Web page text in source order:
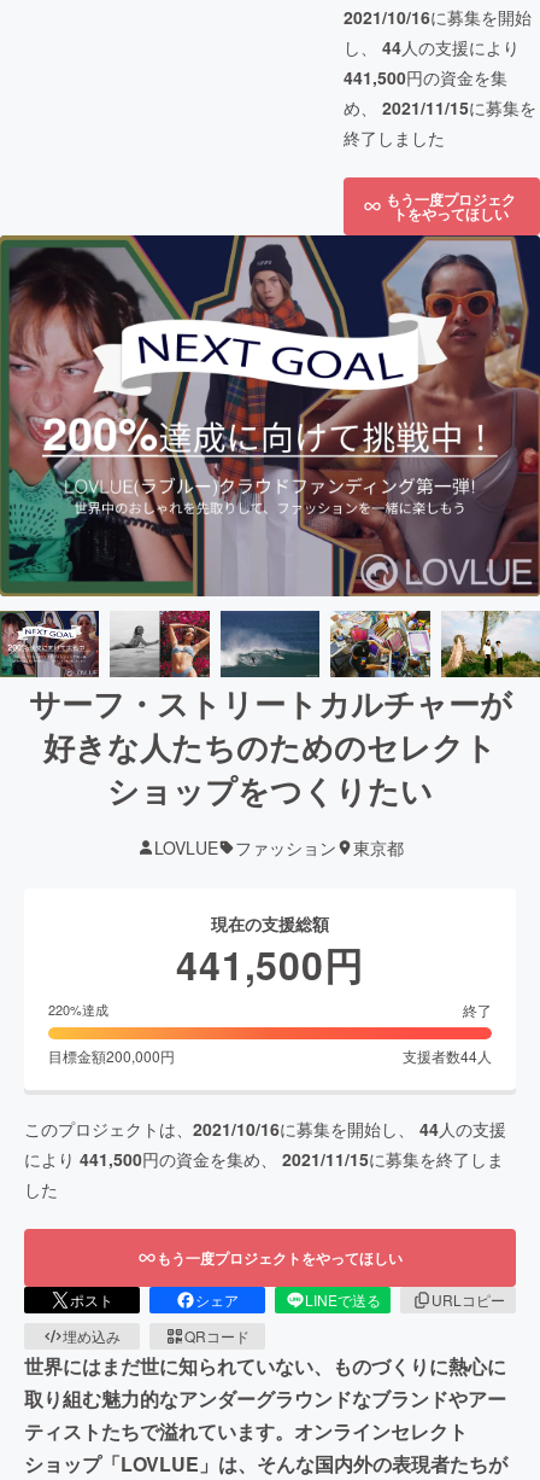
2021/10/16に募集を開始
し、 44人の支援により
441,500円の資金を集
め、 2021/11/15に募集を
終了しました
もう一度プロジェク
トをやってほしい
サーフ・ストリートカルチャーが
好きな人たちのためのセレクト
ショップをつくりたい
LOVLUE ファッション 東京都
現在の支援総額
441,500円
220%達成 終了
目標金額200,000円 支援者数44人
このプロジェクトは、 2021/10/16に募集を開始し、 44人の支援
により 441,500円の資金を集め、 2021/11/15に募集を終了しま
した
もう一度プロジェクトをやってほしい
ポスト シェア LINEで送る
URLコピー
埋め込み
QRコード
世界にはまだ世に知られていない、ものづくりに熱心に
取り組む魅力的なアンダーグラウンドなブランドやアー
ティストたちで溢れています。オンラインセレクト
ショップ「LOVLUE」は、そんな国内外の表現者たちが